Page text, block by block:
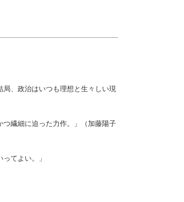
、政治はいつも理想と生々しい現
繊細に迫った力作。」（加藤陽子
てよい。」